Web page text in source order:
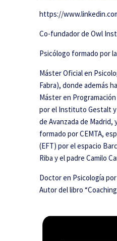
https://
Co-fundador de Owl
Psicólogo formado por
Máster Oficial en
Fabra), donde además
Máster en
por el Instituto Gestalt y
de Avanzada de Madrid,
formado por CEMTA,
(EFT) por el espacio
Riba y el padre Camilo
Doctor en Psicología
Autor del libro